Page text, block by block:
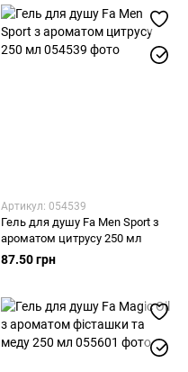
Артикул: 054539
Гель для душу Fa Men Sport з
ароматом цитрусу 250 мл
87.50 грн